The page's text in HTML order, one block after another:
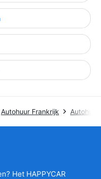
Autohuur Frankrijk Autohuur
Het HAPPYCAR